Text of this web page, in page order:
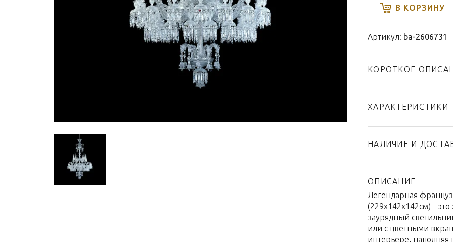
В КОРЗИНУ
Артикул: ba-2606731
КОРОТКОЕ
ХАРАКТЕРИСТИКИ
Коллекция
Страна
Материал
Объем / Размер
НАЛИЧИЕ И
ОПИСАНИЕ
Легендарная
(229x142x142см) - это
заурядный
или с цветными
интерьере,